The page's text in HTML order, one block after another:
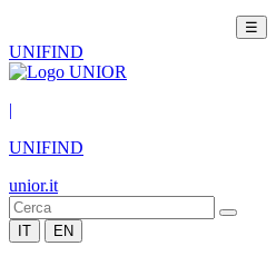
☰
UNIFIND
|
UNIFIND
unior.it
IT EN